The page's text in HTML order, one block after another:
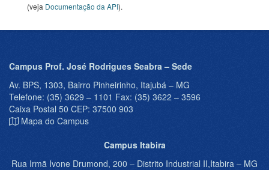
(veja Documentação da API).
Campus Prof. José Rodrigues Seabra – Sede
Av. BPS, 1303, Bairro Pinheirinho, Itajubá – MG
Telefone: (35) 3629 – 1101 Fax: (35) 3622 – 3596
Caixa Postal 50 CEP: 37500 903
Mapa do Campus
Campus Itabira
Rua Irmã Ivone Drumond, 200 – Distrito Industrial II,Itabira – MG